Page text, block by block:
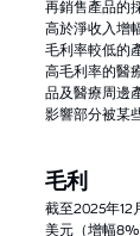
再銷售產品的
高於淨收入增
毛利率較低的
高毛利率的醫
品及醫療周邊
影響部分被某
毛利
截至2025年12
美元（增幅8%